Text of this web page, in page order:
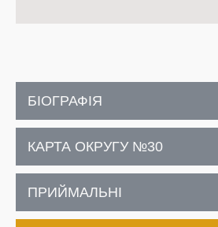
БІОГРАФІЯ
КАРТА ОКРУГУ №30
ПРИЙМАЛЬНІ